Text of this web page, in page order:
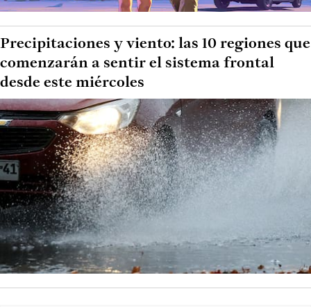
Precipitaciones y viento: las 10 regiones que
comenzarán a sentir el sistema frontal
desde este miércoles